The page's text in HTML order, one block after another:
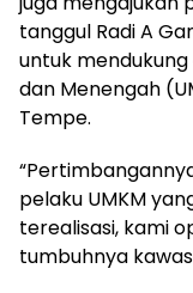
tanggul Radi A
untuk mendukung
dan Menengah
Tempe.
pelaku UMKM
terealisasi, kami
tumbuhnya